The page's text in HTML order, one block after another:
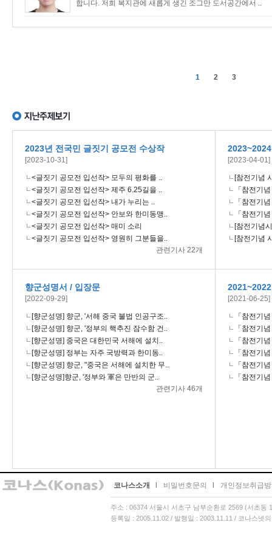
합니다. 저희 복지관에 새롭게 생긴 조그만 도서공간에서 ..
1 2 3
2023년 전국민 글짓기 공모전 수상작
[2023-10-31]
<글짓기 공모전 입선작> 모두의 평화를 ..
<글짓기 공모전 입선작> 제주 6.25길을 ..
<글짓기 공모전 입선작> 내가 누리는 ..
<글짓기 공모전 입선작> 안보와 한미동맹..
<글짓기 공모전 입선작> 매미 소리
<글짓기 공모전 입선작> 영원히 그분들을..
관련기사 22개
[2023-04-01]
[참전기념
「참전기
「참전기
「참전기
[참전기념
[참전기념
향군성명서 / 입장문
[2022-09-29]
[향군성명] 향군, '서해 중국 불법 인공구조..
[향군성명] 향군, '정부의 핵추진 잠수함 건..
[향군성명] 중국은 대한민국 서해에 설치..
[향군성명] 정부는 자주 국방력과 한미동..
[향군성명] 향군, "중국은 서해에 설치한 무..
[향군성명]향군, '정부와 軍은 만반의 군..
관련기사 46개
[2021-06-25]
「참전기
「참전기
「참전기
「참전기
「참전기
「참전기
코나스소개 비밀번호문의 개인정보취급
주소 : 06374 서울시 서초구 남부순환로 2569 (서초
등록일 : 2005.11.02 / 발행일 : 2003.11.11 / 코나스넷